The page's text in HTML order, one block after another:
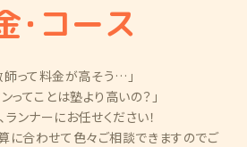
・コース
師って料金が高そう…」
ってことは塾より高いの？」
ランナーにお任せください！
に合わせて色々ご相談できますのでご